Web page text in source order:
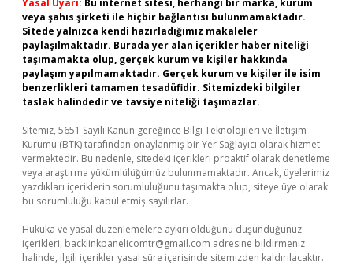
Yasal Uyarı: Bu internet sitesi, herhangi bir marka, kurum
veya şahıs şirketi ile hiçbir bağlantısı bulunmamaktadır.
Sitede yalnızca kendi hazırladığımız makaleler
paylaşılmaktadır. Burada yer alan içerikler haber niteliği
taşımamakta olup, gerçek kurum ve kişiler hakkında
paylaşım yapılmamaktadır. Gerçek kurum ve kişiler ile isim
benzerlikleri tamamen tesadüfidir. Sitemizdeki bilgiler
taslak halindedir ve tavsiye niteliği taşımazlar.
Sitemiz, 5651 Sayılı Kanun gereğince Bilgi Teknolojileri ve İletişim
Kurumu (BTK) tarafından onaylanmış bir Yer Sağlayıcı olarak hizmet
vermektedir. Bu nedenle, sitedeki içerikleri proaktif olarak denetleme
veya araştırma yükümlülüğümüz bulunmamaktadır. Ancak, üyelerimiz
yazdıkları içeriklerin sorumluluğunu taşımakta olup, siteye üye olarak
bu sorumluluğu kabul etmiş sayılırlar.
Hukuka ve yasal düzenlemelere aykırı olduğunu düşündüğünüz
içerikleri, backlinkpanelicomtr@gmail.com adresine bildirmeniz
halinde, ilgili içerikler yasal süre içerisinde sitemizden kaldırılacaktır.